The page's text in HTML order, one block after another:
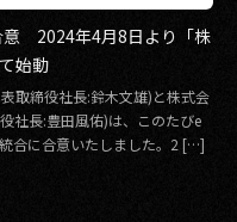
意 2024年4月8日より「株
始動
取締役社長:鈴木文雄)と株式会
社長:豊田風佑)は、このたびe
合に合意いたしました。2 […]